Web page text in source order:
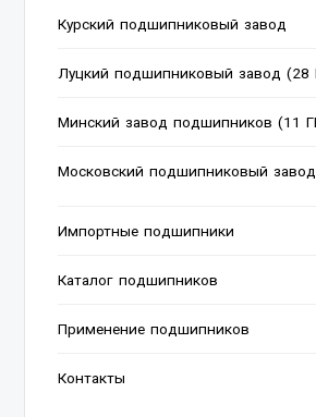
Курский подшипниковый завод
Луцкий подшипниковый завод (28
Минский завод подшипников (11
Московский подшипниковый завод
Импортные подшипники
Каталог подшипников
Применение подшипников
Контакты